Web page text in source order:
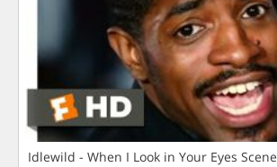
Idlewild - When I Look in Your Eyes Scene